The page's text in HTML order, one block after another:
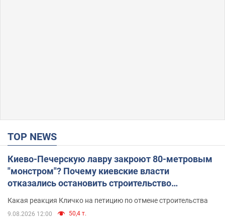
TOP NEWS
Киево-Печерскую лавру закроют 80-метровым
"монстром"? Почему киевские власти
отказались остановить строительство
Какая реакция Кличко на петицию по отмене строительства
9.08.2026 12:00 50,4 т.